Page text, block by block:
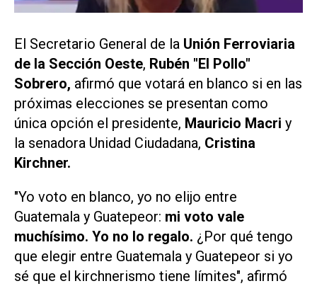
El Secretario General de la Unión Ferroviaria
de la Sección Oeste, Rubén "El Pollo"
Sobrero, afirmó que votará en blanco si en las
próximas elecciones se presentan como
única opción el presidente, Mauricio Macri y
la senadora Unidad Ciudadana, Cristina
Kirchner.
"Yo voto en blanco, yo no elijo entre
Guatemala y Guatepeor: mi voto vale
muchísimo. Yo no lo regalo. ¿Por qué tengo
que elegir entre Guatemala y Guatepeor si yo
sé que el kirchnerismo tiene límites", afirmó